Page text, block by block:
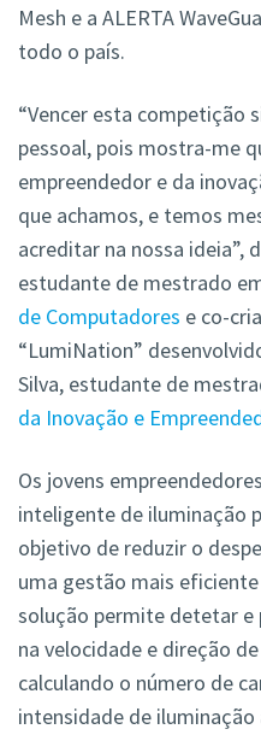
Mesh e a ALERTA
todo o país.
“Vencer esta competição
pessoal, pois mostra-me
empreendedor e da
que achamos, e temos
acreditar na nossa ideia”,
estudante de mestrado
de Computadores e co-
“LumiNation”
Silva, estudante de
da Inovação e
Os jovens
inteligente de iluminação
objetivo de reduzir o
uma gestão mais
solução permite detetar e
na velocidade e direção
calculando o número de
intensidade de iluminação